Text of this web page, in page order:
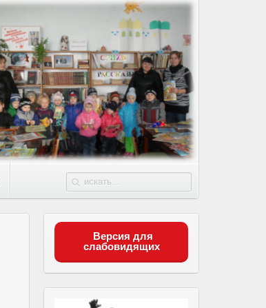
Версия для
слабовидящих